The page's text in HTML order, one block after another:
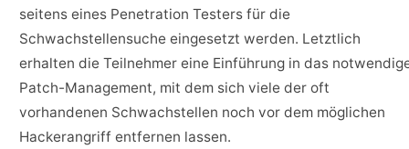
seitens eines Penetration Testers für die
Schwachstellensuche eingesetzt werden. Letztlich
erhalten die Teilnehmer eine Einführung in das
Patch-Management, mit dem sich viele der oft
vorhandenen Schwachstellen noch vor dem möglichen
Hackerangriff entfernen lassen.